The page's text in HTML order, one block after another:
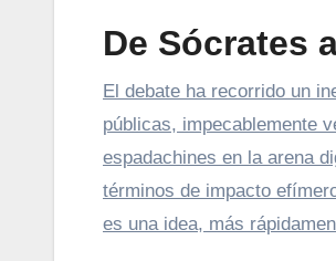
De Sócrates
El debate ha recorrido un
públicas, impecablemente
espadachines en la arena
términos de impacto
es una idea, más